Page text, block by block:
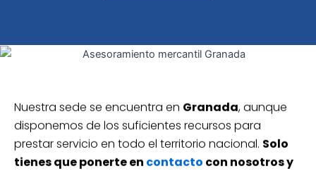
Nuestra sede se encuentra en Granada, aunque
disponemos de los suficientes recursos para
prestar servicio en todo el territorio nacional. Solo
tienes que ponerte en contacto con nosotros y